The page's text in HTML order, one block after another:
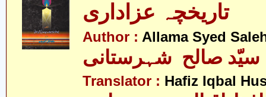
تاریخچہ عزاداری
Author : Allama Syed
سیّد صالح شہرستانی
Translator : Hafiz Iqbal